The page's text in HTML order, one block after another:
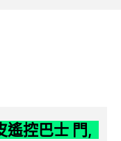
遙控巴士 門,